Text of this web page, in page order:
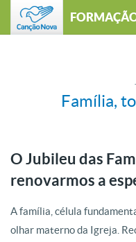
Família,
O Jubileu das
renovarmos a
A família, célula
olhar materno da Igreja.